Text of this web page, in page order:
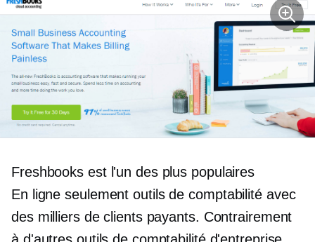
Freshbooks est l'un des plus populaires
En ligne seulement outils de comptabilité avec
des milliers de clients payants. Contrairement
à d'autres outils de comptabilité d'entreprise,